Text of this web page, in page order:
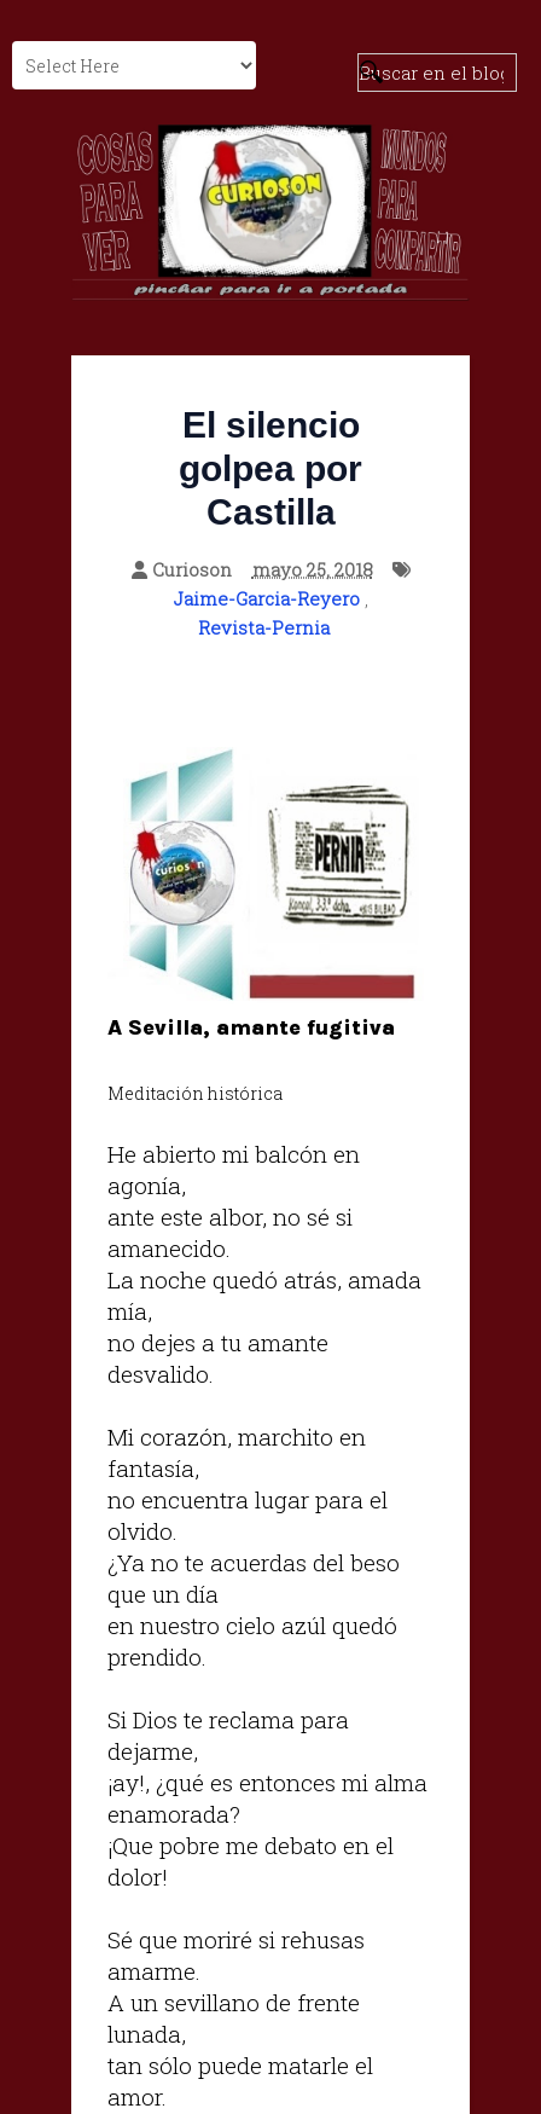
El silencio
golpea por
Castilla
Curioson
mayo 25, 2018
Jaime-Garcia-Reyero,
Revista-Pernia
A Sevilla, amante fugitiva
Meditación histórica
He abierto mi balcón en
agonía,
ante este albor, no sé si
amanecido.
La noche quedó atrás, amada
mía,
no dejes a tu amante
desvalido.
Mi corazón, marchito en
fantasía,
no encuentra lugar para el
olvido.
¿Ya no te acuerdas del beso
que un día
en nuestro cielo azúl quedó
prendido.
Si Dios te reclama para
dejarme,
¡ay!, ¿qué es entonces mi alma
enamorada?
¡Que pobre me debato en el
dolor!
Sé que moriré si rehusas
amarme.
A un sevillano de frente
lunada,
tan sólo puede matarle el
amor.